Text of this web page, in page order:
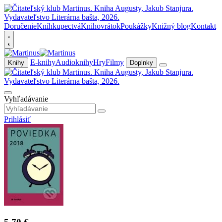
DoručenieKníhkupectváKnihovrátokPoukážkyKnižný blogKontakt
Knihy E-knihyAudioknihyHryFilmy Doplnky
Vyhľadávanie
Prihlásiť